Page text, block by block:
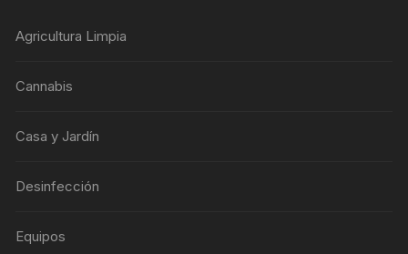
Agricultura Limpia
Cannabis
Casa y Jardín
Desinfección
Equipos